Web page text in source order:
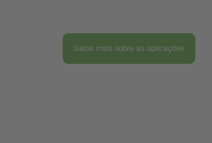
Saiba mais sobre as aplicações